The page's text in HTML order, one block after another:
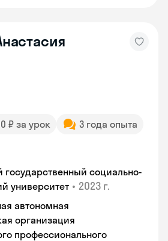
₽ за урок
3 года опыта
государственный социально-
университет • 2023 г.
автономная
организация
профессионального